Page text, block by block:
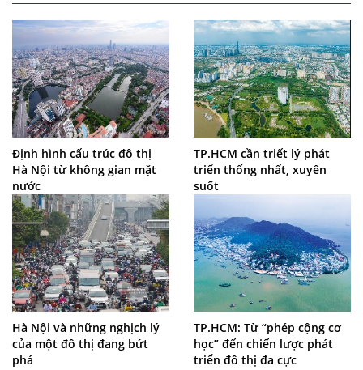
Định hình cấu trúc đô thị
Hà Nội từ không gian mặt
nước
TP.HCM cần triết lý phát
triển thống nhất, xuyên
suốt
Hà Nội và những nghịch lý
của một đô thị đang bứt
phá
TP.HCM: Từ “phép cộng cơ
học” đến chiến lược phát
triển đô thị đa cực